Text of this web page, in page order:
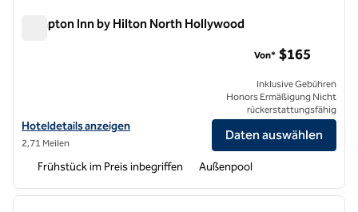
Hampton Inn by Hilton North Hollywood
Hoteldetails für Hampton Inn by Hilton North Hollywood anzeigen
Hoteldetails anzeigen
2,71 Meilen
Von* $165
Inklusive Gebühren
Honors Ermäßigung Nicht
rückerstattungsfähig
Daten auswählen
Frühstück im Preis inbegriffen Außenpool
1 von 12